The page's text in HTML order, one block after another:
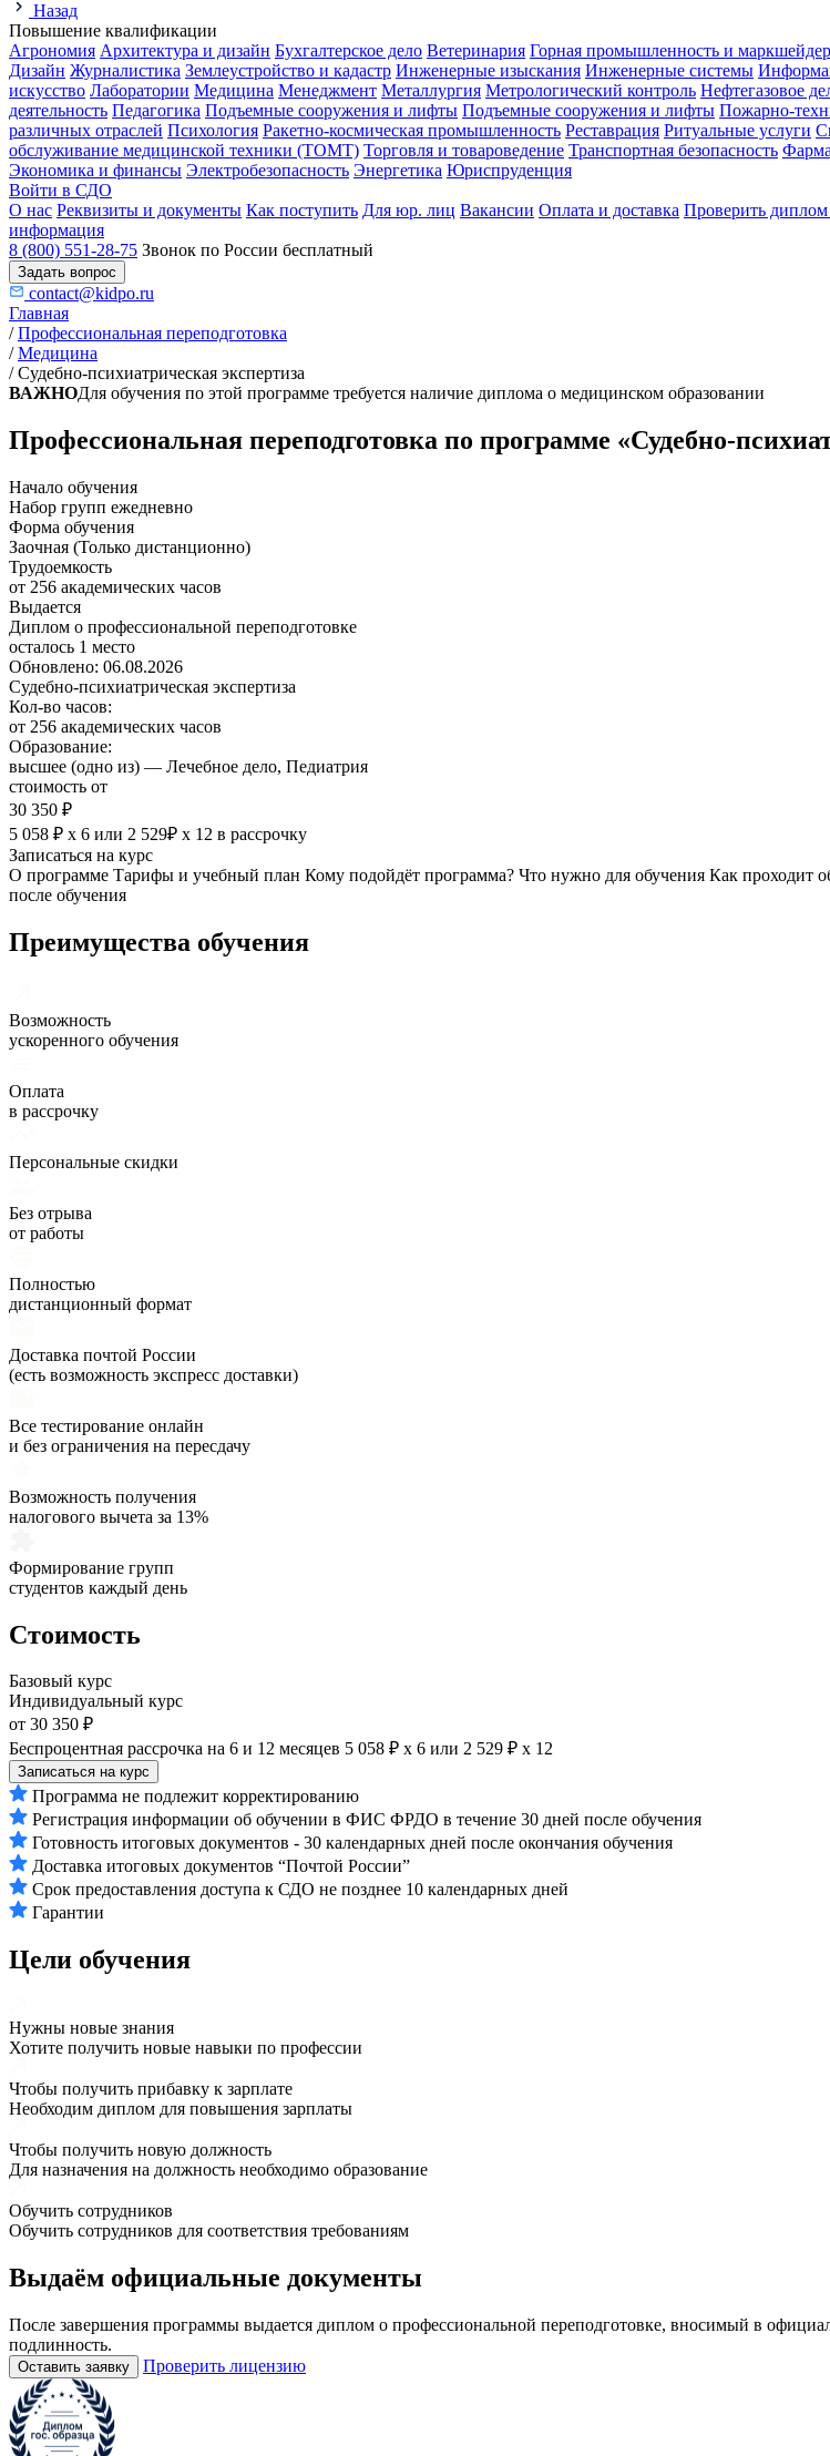
Назад
Повышение квалификации
Агрономия Архитектура и дизайн Бухгалтерское дело Ветеринария Горная промышленность и
Дизайн Журналистика Землеустройство и кадастр Инженерные изыскания Инженерные системы
искусство Лаборатории Медицина Менеджмент Металлургия Метрологический контроль Нефтегазовое
деятельность Педагогика Подъемные сооружения и лифты Подъемные сооружения и лифты Пожарно-
различных отраслей Психология Ракетно-космическая промышленность Реставрация Ритуальные услуги
обслуживание медицинской техники (ТОМТ) Торговля и товароведение Транспортная безопасность
Экономика и финансы Электробезопасность Энергетика Юриспруденция
Войти в СДО
О нас Реквизиты и документы Как поступить Для юр. лиц Вакансии Оплата и доставка Проверить диплом
информация
8 (800) 551-28-75 Звонок по России бесплатный
Задать вопрос
contact@kidpo.ru
Главная
/ Профессиональная переподготовка
/ Медицина
/ Судебно-психиатрическая экспертиза
ВАЖНОДля обучения по этой программе требуется наличие диплома о медицинском образовании
Профессиональная переподготовка по программе «Судебно-
Начало обучения
Набор групп ежедневно
Форма обучения
Заочная (Только дистанционно)
Трудоемкость
от 256 академических часов
Выдается
Диплом о профессиональной переподготовке
осталось 1 место
Обновлено: 06.08.2026
Судебно-психиатрическая экспертиза
Кол-во часов:
от 256 академических часов
Образование:
высшее (одно из) — Лечебное дело, Педиатрия
стоимость от
30 350 ₽
5 058 ₽ х 6 или 2 529₽ х 12 в рассрочку
Записаться на курс
О программе Тарифы и учебный план Кому подойдёт программа? Что нужно для обучения Как проходит
после обучения
Преимущества обучения
Возможность
ускоренного обучения
Оплата
в рассрочку
Персональные скидки
Без отрыва
от работы
Полностью
дистанционный формат
Доставка почтой России
(есть возможность экспресс доставки)
Все тестирование онлайн
и без ограничения на пересдачу
Возможность получения
налогового вычета за 13%
Формирование групп
студентов каждый день
Стоимость
Базовый курс
Индивидуальный курс
от 30 350 ₽
Беспроцентная рассрочка на 6 и 12 месяцев 5 058 ₽ х 6 или 2 529 ₽ х 12
Записаться на курс
Программа не подлежит корректированию
Регистрация информации об обучении в ФИС ФРДО в течение 30 дней после обучения
Готовность итоговых документов - 30 календарных дней после окончания обучения
Доставка итоговых документов “Почтой России”
Срок предоставления доступа к СДО не позднее 10 календарных дней
Гарантии
Цели обучения
Нужны новые знания
Хотите получить новые навыки по профессии
Чтобы получить прибавку к зарплате
Необходим диплом для повышения зарплаты
Чтобы получить новую должность
Для назначения на должность необходимо образование
Обучить сотрудников
Обучить сотрудников для соответствия требованиям
Выдаём официальные документы
После завершения программы выдается диплом о профессиональной переподготовке, вносимый в
подлинность.
Оставить заявку Проверить лицензию